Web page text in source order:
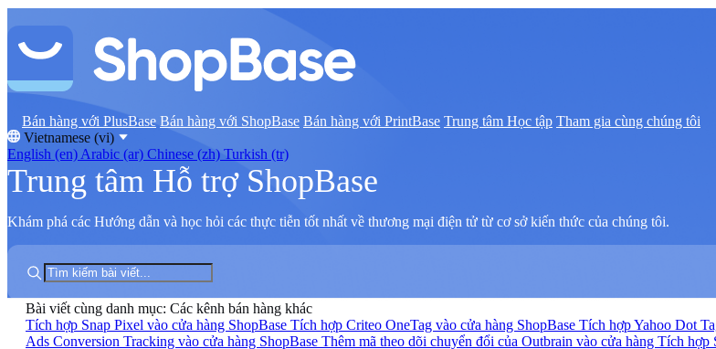
Bán hàng với PlusBase Bán hàng với ShopBase Bán hàng với PrintBase Trung tâm Học tập Tham gia cùng chúng tôi
Vietnamese (vi)
English (en) Arabic (ar) Chinese (zh) Turkish (tr)
Trung tâm Hỗ trợ ShopBase
Khám phá các Hướng dẫn và học hỏi các thực tiễn tốt nhất về thương mại điện tử từ cơ sở kiến thức của chúng tôi.
Bài viết cùng danh mục: Các kênh bán hàng khác
Tích hợp Snap Pixel vào cửa hàng ShopBase Tích hợp Criteo OneTag vào cửa hàng ShopBase Tích hợp Yahoo Dot
Ads Conversion Tracking vào cửa hàng ShopBase Thêm mã theo dõi chuyển đổi của Outbrain vào cửa hàng Tích hợp